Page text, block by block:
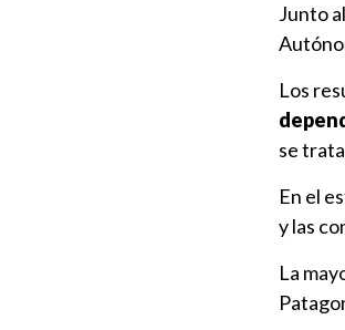
Junto
Los
se
En el
y las
La